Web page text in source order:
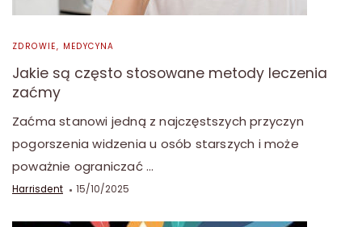
ZDROWIE, MEDYCYNA
Jakie są często stosowane metody leczenia
zaćmy
Zaćma stanowi jedną z najczęstszych przyczyn
pogorszenia widzenia u osób starszych i może
poważnie ograniczać …
Harrisdent 15/10/2025